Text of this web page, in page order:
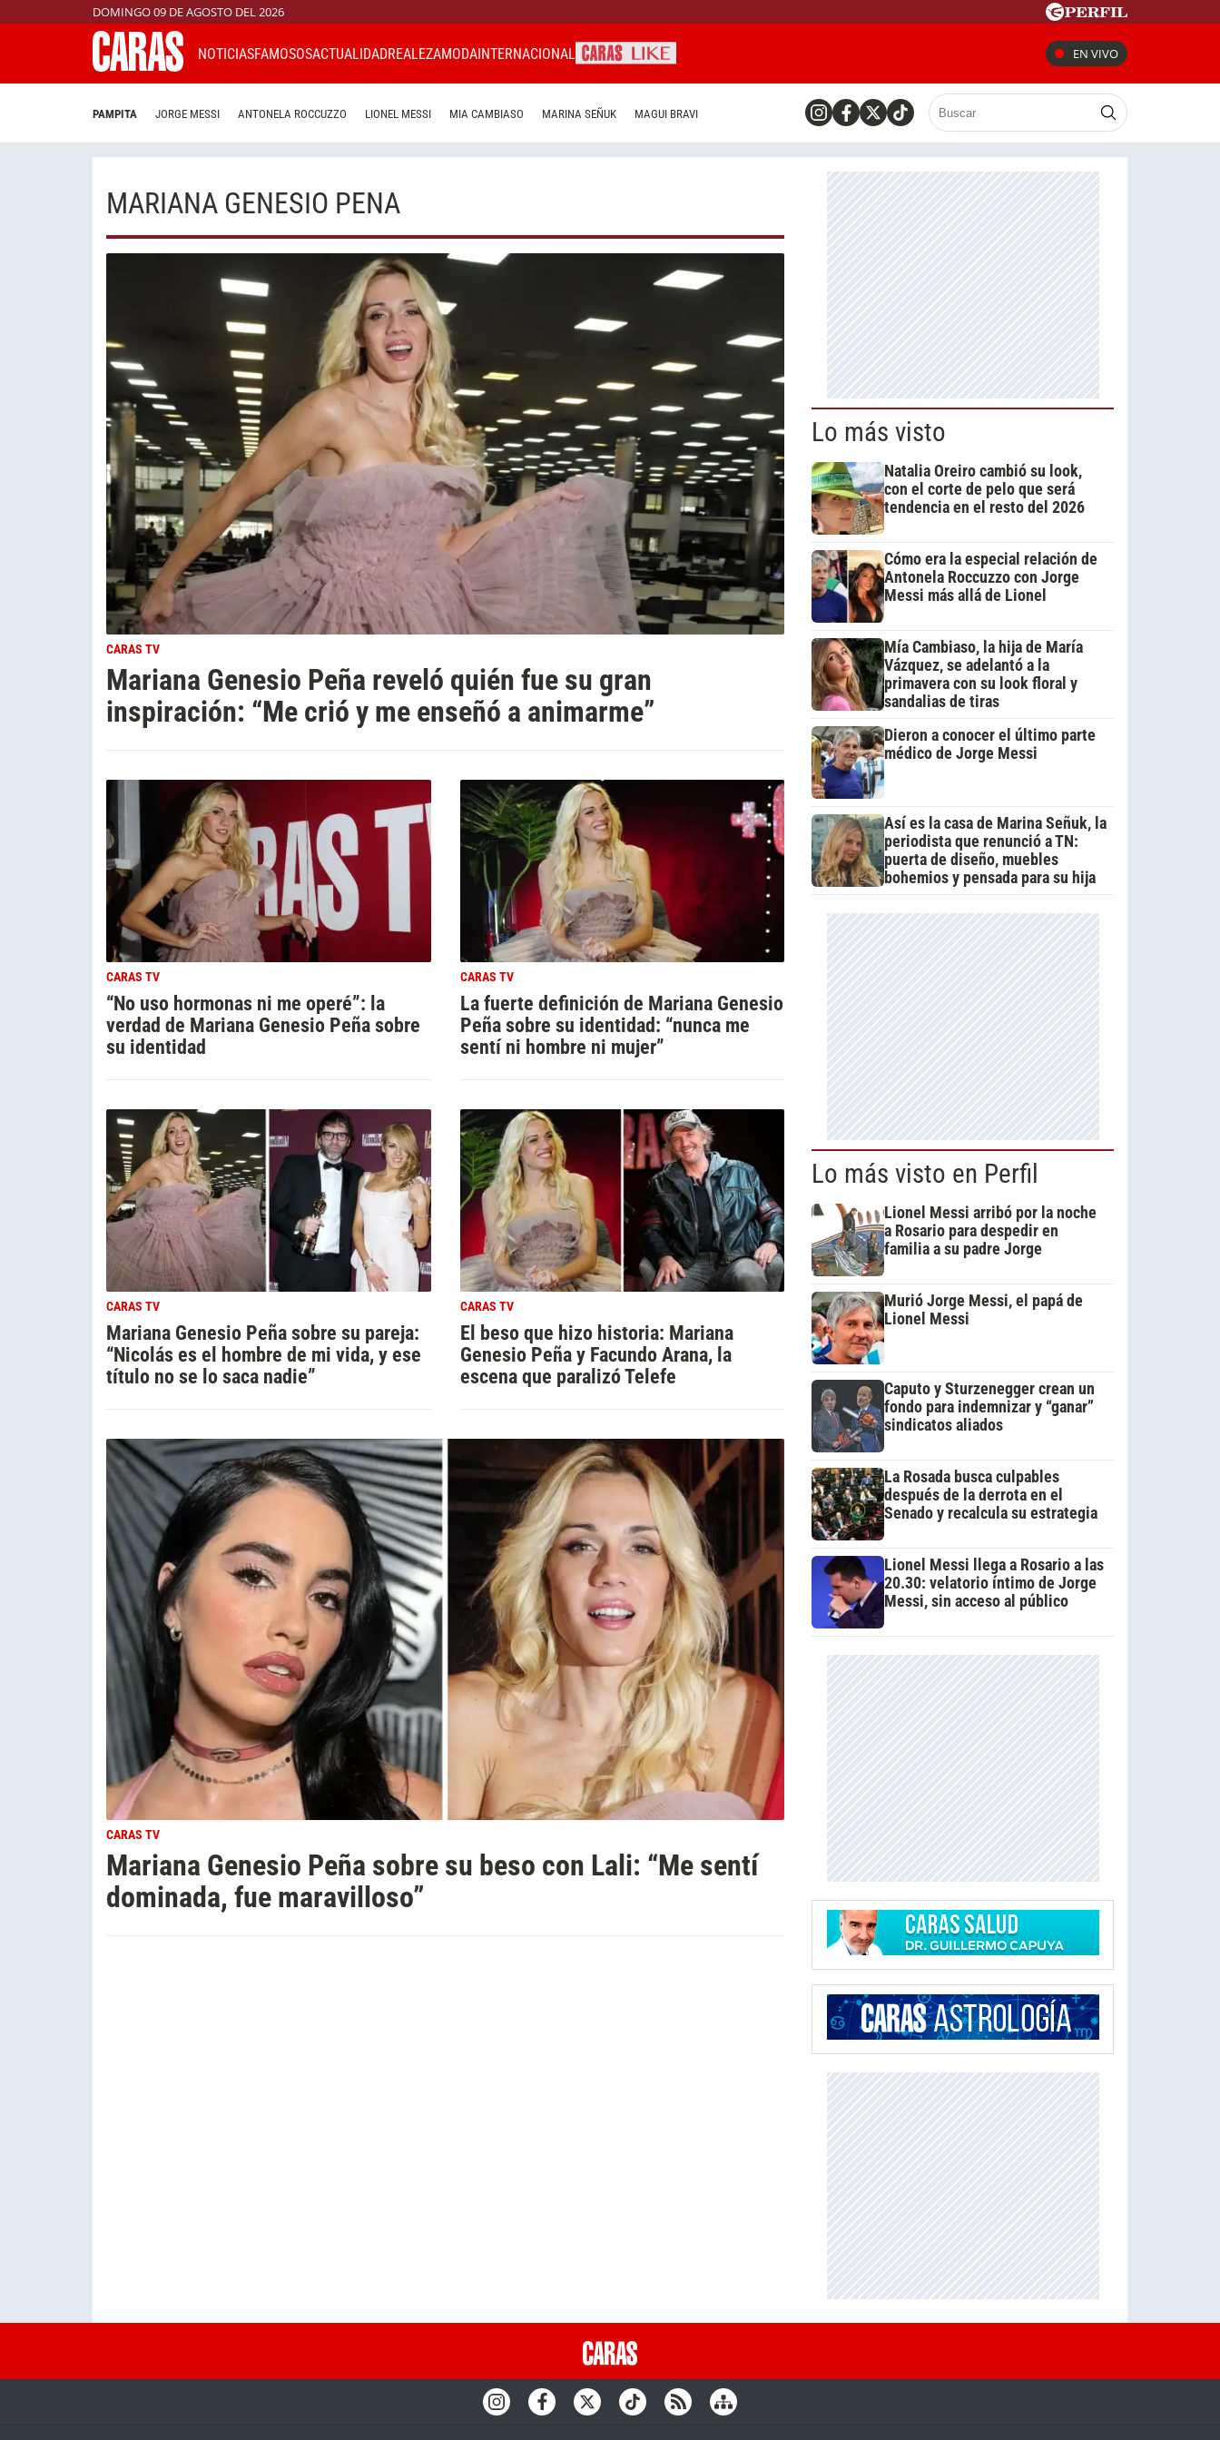
DOMINGO 09 DE AGOSTO DEL 2026
NOTICIASFAMOSOSACTUALIDADREALEZAMODAINTERNACIONAL EN VIVO
PAMPITA JORGE MESSI ANTONELA ROCCUZZO LIONEL MESSI MIA CAMBIASO MARINA SEÑUK MAGUI BRAVI
MARIANA GENESIO PENA
CARAS TV
Mariana Genesio Peña reveló quién fue su gran
inspiración: “Me crió y me enseñó a animarme”
CARAS TV
“No uso hormonas ni me operé”: la
verdad de Mariana Genesio Peña sobre
su identidad
CARAS TV
La fuerte definición de Mariana Genesio
Peña sobre su identidad: “nunca me
sentí ni hombre ni mujer”
CARAS TV
Mariana Genesio Peña sobre su pareja:
“Nicolás es el hombre de mi vida, y ese
título no se lo saca nadie”
CARAS TV
El beso que hizo historia: Mariana
Genesio Peña y Facundo Arana, la
escena que paralizó Telefe
CARAS TV
Mariana Genesio Peña sobre su beso con Lali: “Me sentí
dominada, fue maravilloso”
Lo más visto
Natalia Oreiro cambió su look,
con el corte de pelo que será
tendencia en el resto del 2026
Cómo era la especial relación de
Antonela Roccuzzo con Jorge
Messi más allá de Lionel
Mía Cambiaso, la hija de María
Vázquez, se adelantó a la
primavera con su look floral y
sandalias de tiras
Dieron a conocer el último parte
médico de Jorge Messi
Así es la casa de Marina Señuk, la
periodista que renunció a TN:
puerta de diseño, muebles
bohemios y pensada para su hija
Lo más visto en Perfil
Lionel Messi arribó por la noche
a Rosario para despedir en
familia a su padre Jorge
Murió Jorge Messi, el papá de
Lionel Messi
Caputo y Sturzenegger crean un
fondo para indemnizar y “ganar”
sindicatos aliados
La Rosada busca culpables
después de la derrota en el
Senado y recalcula su estrategia
Lionel Messi llega a Rosario a las
20.30: velatorio íntimo de Jorge
Messi, sin acceso al público